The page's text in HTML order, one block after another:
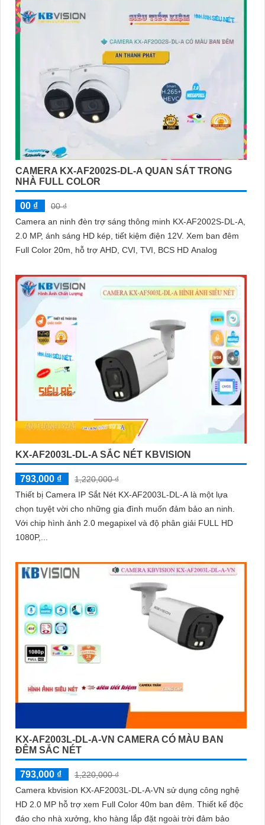
CAMERA KX-AF2002S-DL-A QUAN SÁT TRONG
NHÀ FULL COLOR
00 ₫
00 ₫
Camera an ninh đèn trợ sáng thông minh KX-AF2002S-DL-A,
2.0 MP, ánh sáng HD kép, tiết kiệm điện 12V. Xem ban đêm
Full Color 20m, hỗ trợ AHD, CVI, TVI, BCS HD Analog
KX-AF2003L-DL-A SẮC NÉT KBVISION
793,000 ₫
1,220,000 ₫
Thiết bị Camera IP Sắt Nét KX-AF2003L-DL-A là một lựa
chọn tuyệt vời cho những gia đình muốn đảm bảo an ninh.
Với chip hình ảnh 2.0 megapixel và độ phân giải FULL HD
1080P,...
KX-AF2003L-DL-A-VN CAMERA CÓ MÀU BAN
ĐÊM SẮC NÉT
793,000 ₫
1,220,000 ₫
Camera kbvision KX-AF2003L-DL-A-VN sử dụng công nghệ
HD 2.0 MP hỗ trợ xem Full Color 40m ban đêm. Thiết kế độc
đáo cho nhà xưởng, kho hàng lắp đặt ngoài trời đảm bảo